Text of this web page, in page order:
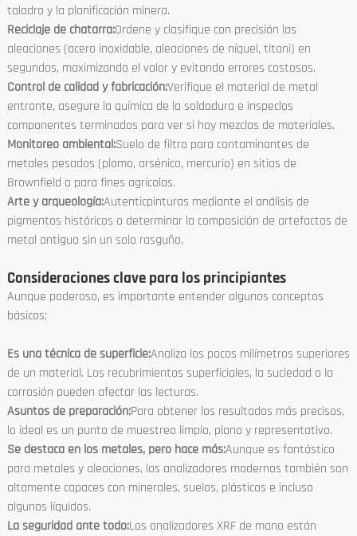
taladro y la planificación minera.
Reciclaje de chatarra:Ordene y clasifique con precisión las
aleaciones (acero inoxidable, aleaciones de níquel, titani) en
segundos, maximizando el valor y evitando errores costosos.
Control de calidad y fabricación:Verifique el material de metal
entrante, asegure la química de la soldadura e inspeclos
componentes terminados para ver si hay mezclas de materiales.
Monitoreo ambiental:Suelo de filtro para contaminantes de
metales pesados (plomo, arsénico, mercurio) en sitios de
Brownfield o para fines agrícolas.
Arte y arqueología:Autenticpinturas mediante el análisis de
pigmentos históricos o determinar la composición de artefactos de
metal antiguo sin un solo rasguño.
Consideraciones clave para los principiantes
Aunque poderoso, es importante entender algunos conceptos
básicos:
Es una técnica de superficie:Analiza los pocos milímetros superiores
de un material. Los recubrimientos superficiales, la suciedad o la
corrosión pueden afectar las lecturas.
Asuntos de preparación:Para obtener los resultados más precisos,
lo ideal es un punto de muestreo limpio, plano y representativo.
Se destaca en los metales, pero hace más:Aunque es fantástico
para metales y aleaciones, los analizadores modernos también son
altamente capaces con minerales, suelos, plásticos e incluso
algunos líquidos.
La seguridad ante todo:Los analizadores XRF de mano están